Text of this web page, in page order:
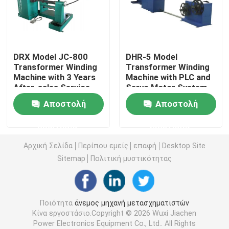
Φούρνος ξήρανσης μετασχηματιστή
Μηχανή χύτευσης ρητίνης υπό κενό
Συσκευή έγχυσης ανάμιξης κενού
Σκηνοθεσία με κενό
Κέντρο τραύματος μετασχηματιστή
ΚΡΟ ΚΡΝΟ
DRX Model JC-800
Transformer Winding
Machine with 3 Years
After-sales Service
and Outer Diameter <
600mm Αποστολή
DHR-5 Model
Transformer Winding
Machine with PLC and
Servo Motor System
for 50KVA-630KVA
Amorphous Triangular
Core
Αποστολή
Αρχική Σελίδα Περίπου εμείς επαφή
Desktop Site
Sitemap
Πολιτική μυστικότητας
Ποιότητα άνεμος μηχανή μετασχηματιστών
Κίνα εργοστάσιο.Copyright © 2026 Wuxi Jiachen
Power Electronics Equipment Co., Ltd.. All Rights